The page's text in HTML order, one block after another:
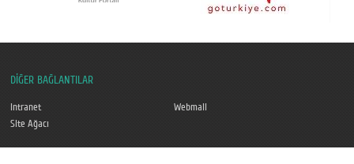
DİĞER BAĞLANTILAR
Intranet
Webmail
Site Ağacı